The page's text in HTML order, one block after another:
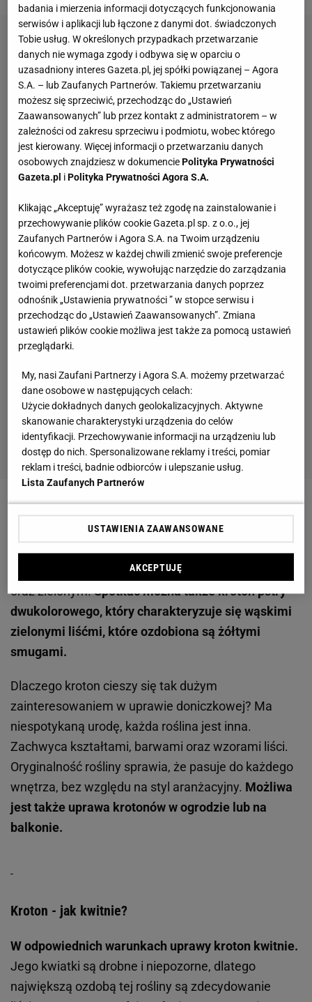
błyszczących oraz szerokich liściach, które
występują w trzech lub czterech kolorach,
najczęściej czerwonym, żółtym, pomarańczowym
oraz zielonym.Spotkać można także kroton pstry
dwukolorowego, który charakteryzuje się wąskimi
zielonymi liśćmi, które ozdobiona są żółtymi
smugami.
Dlaczego kroton cieszy się tak dużym
zainteresowaniem w uprawie doniczkowej? Ma
niespotykaną urodę, każda roślina jest inna.
Zachwyca kształtami, barwami oraz wzorami liści.
Oryginalność rośliny sprawia, że pasuje do każdego
wnętrza, bez względu na styl aranżacyjny. Możliwa
jest także uprawa krotonów w ogrodzie lub na
balkonie.
Kroton - jak kwitnie?
W odpowiednich warunkach uprawy kroton kwitnie.
Jego kwiatki są drobne i niepozorne, dlatego
największą ozdobą tej rośliny są zdecydowanie
badania i mierzenia informacji dotyczących funkcjonowania
serwisów i aplikacji lub łączone z danymi dot. świadczonych
Tobie usług. W określonych przypadkach przetwarzanie
danych nie wymaga zgody i odbywa się w oparciu o
uzasadniony interes Gazeta.pl, jej spółki powiązanej – Agora
S.A. – lub Zaufanych Partnerów. Takiemu przetwarzaniu
możesz się sprzeciwić, przechodząc do „Ustawień
Zaawansowanych” lub przez kontakt z administratorem – w
zależności od zakresu sprzeciwu i podmiotu, wobec którego
jest kierowany. Więcej informacji o przetwarzaniu danych
osobowych znajdziesz w dokumenciePolityka Prywatności
Gazeta.pl iPolityka Prywatności Agora S.A.
Klikając „Akceptuję” wyrażasz też zgodę na zainstalowanie i
przechowywanie plików cookie Gazeta.pl sp. z o.o., jej
Zaufanych Partnerów i Agora S.A. na Twoim urządzeniu
końcowym. Możesz w każdej chwili zmienić swoje preferencje
dotyczące plików cookie, wywołując narzędzie do zarządzania
twoimi preferencjami dot. przetwarzania danych poprzez
odnośnik „Ustawienia prywatności ” w stopce serwisu i
przechodząc do „Ustawień Zaawansowanych”. Zmiana
ustawień plików cookie możliwa jest także za pomocą ustawień
przeglądarki.
My, nasi Zaufani Partnerzy i Agora S.A. możemy przetwarzać
dane osobowe w następujących celach:
Użycie dokładnych danych geolokalizacyjnych. Aktywne
skanowanie charakterystyki urządzenia do celów
identyfikacji. Przechowywanie informacji na urządzeniu lub
dostęp do nich. Spersonalizowane reklamy i treści, pomiar
reklam i treści, badnie odbiorców i ulepszanie usług.
Lista Zaufanych Partnerów
USTAWIENIA ZAAWANSOWANE
AKCEPTUJĘ